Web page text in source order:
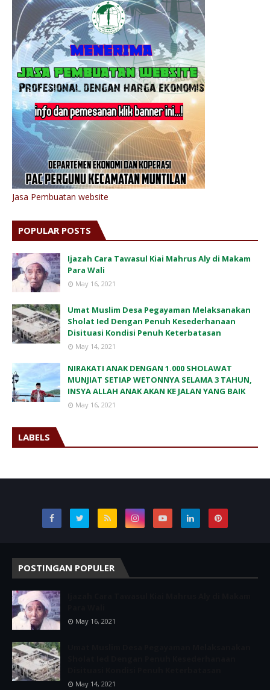
Jasa Pembuatan website
POPULAR POSTS
Ijazah Cara Tawasul Kiai Mahrus Aly di Makam
Para Wali
May 16, 2021
Umat Muslim Desa Pegayaman Melaksanakan
Sholat Ied Dengan Penuh Kesederhanaan
Disituasi Kondisi Penuh Keterbatasan
May 14, 2021
NIRAKATI ANAK DENGAN 1.000 SHOLAWAT
MUNJIAT SETIAP WETONNYA SELAMA 3 TAHUN,
INSYA ALLAH ANAK AKAN KE JALAN YANG BAIK
May 16, 2021
LABELS
POSTINGAN POPULER
May 16, 2021
May 14, 2021